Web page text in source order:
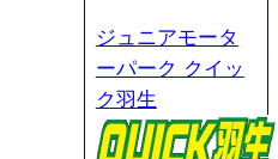
ジュニアモータ
ーパーク クイッ
ク羽生